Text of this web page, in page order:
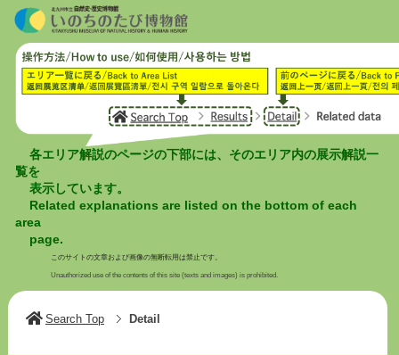
各エリア解説のページの下部には、そのエリア内の展示解説一
覧を
表示しています。
Related explanations are listed on the bottom of each
area
page.
このサイトの文章および画像の無断転用は禁止です。
Unauthorized use of the contents of this site (texts and images) is prohibited.
Search Top Detail